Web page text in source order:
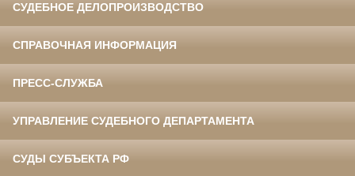
СУДЕБНОЕ ДЕЛОПРОИЗВОДСТВО
СПРАВОЧНАЯ ИНФОРМАЦИЯ
ПРЕСС-СЛУЖБА
УПРАВЛЕНИЕ СУДЕБНОГО ДЕПАРТАМЕНТА
СУДЫ СУБЪЕКТА РФ